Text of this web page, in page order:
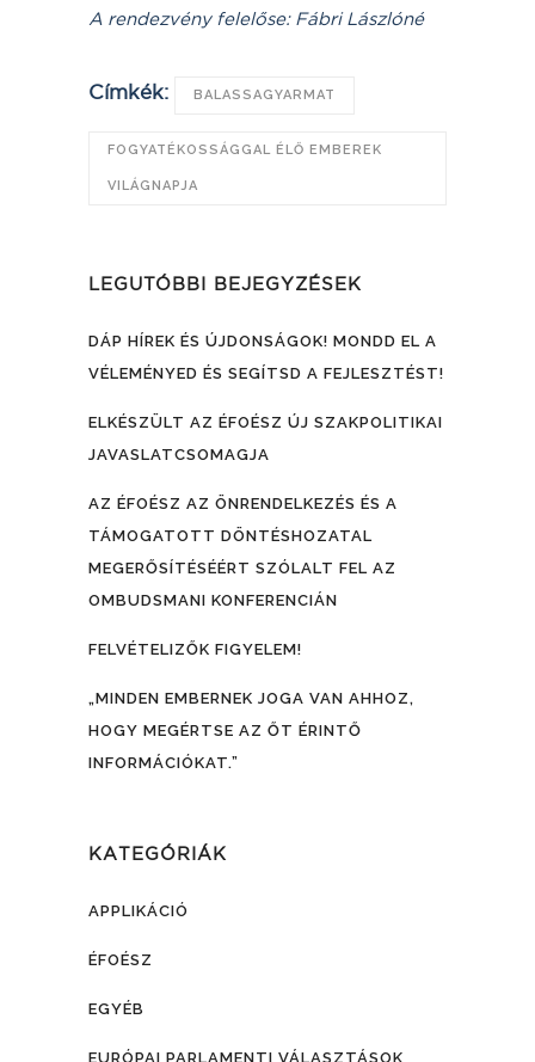
A rendezvény felelőse: Fábri Lászlóné
Címkék: BALASSAGYARMAT
FOGYATÉKOSSÁGGAL ÉLŐ EMBEREK
VILÁGNAPJA
LEGUTÓBBI BEJEGYZÉSEK
DÁP HÍREK ÉS ÚJDONSÁGOK! MONDD EL A
VÉLEMÉNYED ÉS SEGÍTSD A FEJLESZTÉST!
ELKÉSZÜLT AZ ÉFOÉSZ ÚJ SZAKPOLITIKAI
JAVASLATCSOMAGJA
AZ ÉFOÉSZ AZ ÖNRENDELKEZÉS ÉS A
TÁMOGATOTT DÖNTÉSHOZATAL
MEGERŐSÍTÉSÉÉRT SZÓLALT FEL AZ
OMBUDSMANI KONFERENCIÁN
FELVÉTELIZŐK FIGYELEM!
„MINDEN EMBERNEK JOGA VAN AHHOZ,
HOGY MEGÉRTSE AZ ŐT ÉRINTŐ
INFORMÁCIÓKAT.”
KATEGÓRIÁK
APPLIKÁCIÓ
ÉFOÉSZ
EGYÉB
EURÓPAI PARLAMENTI VÁLASZTÁSOK